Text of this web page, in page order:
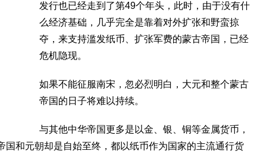
发行也已经走到了第49个年头，此时，由于没有什
么经济基础，几乎完全是靠着对外扩张和野蛮掠
夺，来支持滥发纸币、扩张军费的蒙古帝国，已经
危机隐现。
如果不能征服南宋，忽必烈明白，大元和整个蒙古
帝国的日子将难以持续。
与其他中华帝国更多是以金、银、铜等金属货币，
国和元朝却是自始至终，都以纸币作为国家的主流通行货